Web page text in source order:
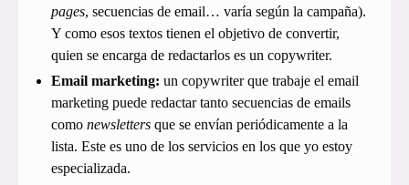
pages, secuencias de email… varía según la campaña).
Y como esos textos tienen el objetivo de convertir,
quien se encarga de redactarlos es un copywriter.
Email marketing: un copywriter que trabaje el email
marketing puede redactar tanto secuencias de emails
como newslettersque se envían periódicamente a la
lista. Este es uno de los servicios en los que yo estoy
especializada.